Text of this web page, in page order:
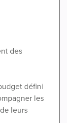
des
défini
les
leurs